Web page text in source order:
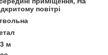
повітрі
м